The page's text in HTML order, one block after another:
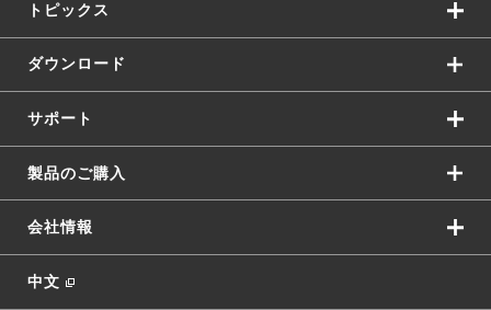
トピックス
ダウンロード
サポート
製品のご購入
会社情報
中文